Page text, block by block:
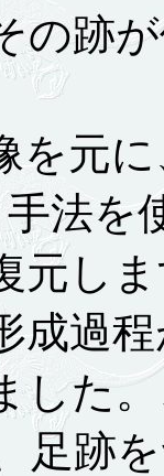
跡
元に
法を
し
成過
た
足跡